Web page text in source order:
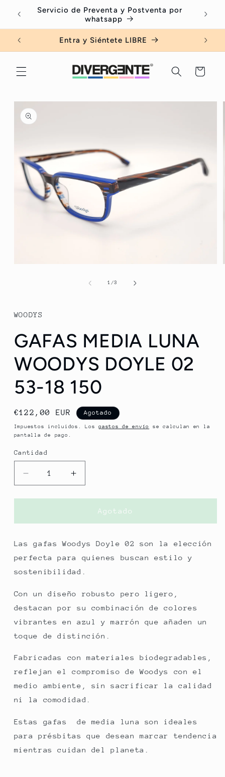
directamenteServicio de Preventa y Postventa por
whatsapp
Entra y Siéntete LIBRE
Carrito
directamente
a la
información
ventana
1 /de
3
WOODYS
GAFAS MEDIA LUNA
WOODYS DOYLE 02
53-18 150
Precio
habitual
€122,00 EUR Agotado
Impuestos incluidos. Losgastos de envío
se calculan en la
pantalla de pago.
Cantidad
Reducir
cantidad
para
MEDIA
WOODYS
DOYLE
53-
150
Aumentar
cantidad
para
GAFAS
MEDIA
WOODYS
DOYLE
53-
150
Agotado
Las gafas Woodys Doyle 02 son la elección
perfecta para quienes buscan estilo y
sostenibilidad.
Con un diseño robusto pero ligero,
destacan por su combinación de colores
vibrantes en azul y marrón que añaden un
toque de distinción.
Fabricadas con materiales biodegradables,
reflejan el compromiso de Woodys con el
medio ambiente, sin sacrificar la calidad
ni la comodidad.
Estas gafas de media luna son ideales
para présbitas que desean marcar tendencia
mientras cuidan del planeta.